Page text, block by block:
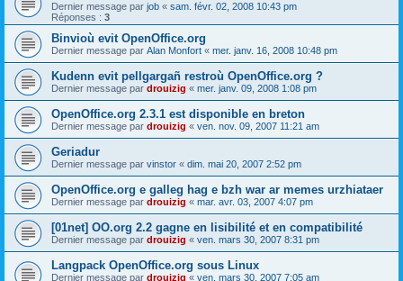
Dernier message par job « sam. févr. 02, 2008 10:43 pm
Réponses : 3
Binvioù evit OpenOffice.org
Dernier message par Alan Monfort « mer. janv. 16, 2008 10:48 pm
Kudenn evit pellgargañ restroù OpenOffice.org ?
Dernier message par drouizig « mer. janv. 09, 2008 1:08 pm
OpenOffice.org 2.3.1 est disponible en breton
Dernier message par drouizig « ven. nov. 09, 2007 11:21 am
Geriadur
Dernier message par vinstor « dim. mai 20, 2007 2:52 pm
OpenOffice.org e galleg hag e bzh war ar memes urzhiataer
Dernier message par drouizig « mar. avr. 03, 2007 4:07 pm
[01net] OO.org 2.2 gagne en lisibilité et en compatibilité
Dernier message par drouizig « ven. mars 30, 2007 8:31 pm
Langpack OpenOffice.org sous Linux
Dernier message par drouizig « ven. mars 30, 2007 7:05 am